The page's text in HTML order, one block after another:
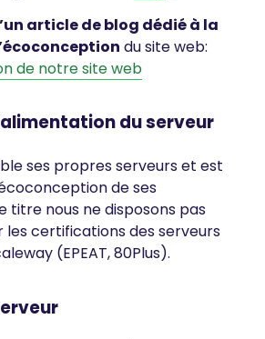
article de blog dédié à la
du site web:
de notre site web
du serveur
ses propres serveurs et est
de ses
titre nous ne disposons pas
les certifications des serveurs
(EPEAT, 80Plus).